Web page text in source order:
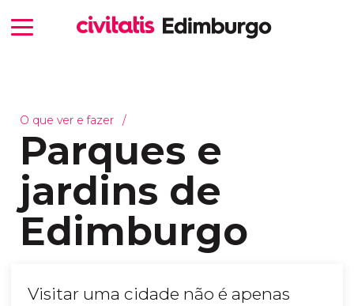
O que ver e fazer
Parques e
jardins de
Edimburgo
Visitar uma cidade não é apenas